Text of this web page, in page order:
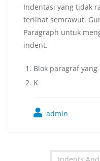
Indentasi yang tidak
terlihat semrawut.
Paragraph untuk
indent.
Blok paragraf
K
admin